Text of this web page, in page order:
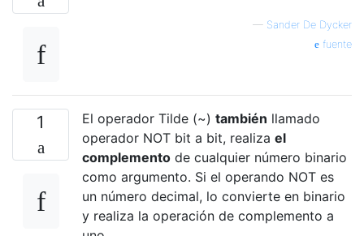
— Sander De Dycker
fuente
1 El operador Tilde (~) también llamado
operador NOT bit a bit, realiza el
complemento de cualquier número binario
como argumento. Si el operando NOT es
un número decimal, lo convierte en binario
y realiza la operación de complemento a